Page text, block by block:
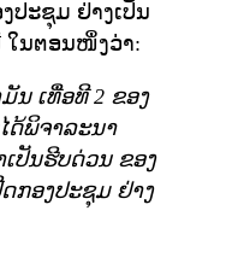
ປະຊຸມ ຢ່າງເປັນ
ໃນຕອນໜຶ່ງວ່າ:
ນ ເທື່ອທີ 2 ຂອງ
ດ້ພິຈາລະນາ
ປັນຮີບດ່ວນ ຂອງ
ກອງປະຊຸມ ຢ່າງ